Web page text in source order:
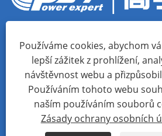
Copyright © 2023 Shangyu (Shenzhen)
Sitemap RSS
XML
Používáme cookies, abychom
lepší zážitek z prohlížení,
návštěvnost webu a
Používáním tohoto webu
naším používáním souborů
Zásady ochrany osobních